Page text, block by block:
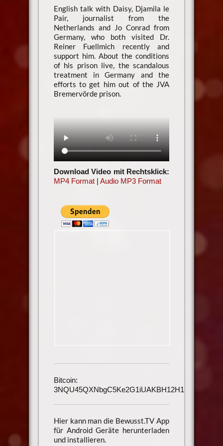
English talk with Daisy, Djamila le
Pair, journalist from the
Netherlands and Jo Conrad from
Germany, who both visited Dr.
Reiner Fuellmich recently and
support him. About the conditions
of his prison live, the scandalous
treatment in Germany and the
efforts to get him out of the JVA
Bremervörde prison.
Download Video mit Rechtsklick:
MP4 Format| Audio MP3 Format
Bitcoin:
3NQU45QXNbgC5Ke2G1iUAKBH12H1h3UmAu
Hier kann man die Bewusst.TV App
für Android Geräte herunterladen
und installieren.